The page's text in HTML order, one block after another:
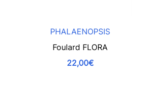
PHALAENOPSIS
Foulard FLORA
22,00€